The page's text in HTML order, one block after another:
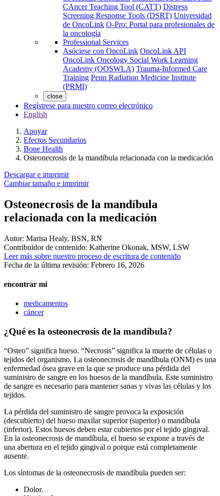
CAncer Teaching Tool (CATT) Distress
Screening Response Tools (DSRT) Universidad
de OncoLink O-Pro: Portal para profesionales de
la oncología
Professional Services
Asóciese con OncoLink OncoLink API
OncoLink Oncology Social Work Learning
Academy (OOSWLA) Trauma-Informed Care
Training Penn Radiation Medicine Institute
(PRMI)
close
Regístrese para nuestro correo electrónico
English
Apoyar
Efectos Secundarios
Bone Health
Osteonecrosis de la mandíbula relacionada con la medicación
Descargar e imprimir
Cambiar tamaño e imprimir
Osteonecrosis de la mandíbula
relacionada con la medicación
Autor: Marisa Healy, BSN, RN
Contribuidor de contenido: Katherine Okonak, MSW, LSW
Leer más sobre nuestro proceso de escritura de contenido
Fecha de la última revisión: Febrero 16, 2026
encontrar mi
medicamentos
cáncer
¿Qué es la osteonecrosis de la mandíbula?
“Osteo” significa hueso. “Necrosis” significa la muerte de células o
tejidos del organismo. La osteonecrosis de mandíbula (ONM) es una
enfermedad ósea grave en la que se produce una pérdida del
suministro de sangre en los huesos de la mandíbula. Este suministro
de sangre es necesario para mantener sanas y vivas las células y los
tejidos.
La pérdida del suministro de sangre provoca la exposición
(descubierto) del hueso maxilar superior (superior) o mandíbula
(inferior). Estos huesos deben estar cubiertos por el tejido gingival.
En la osteonecrosis de mandíbula, el hueso se expone a través de
una abertura en el tejido gingival o porque está completamente
ausente.
Los síntomas de la osteonecrosis de mandíbula pueden ser:
Dolor.